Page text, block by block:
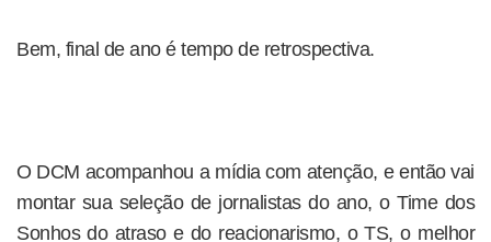
Bem, final de ano é tempo de retrospectiva.
O DCM acompanhou a mídia com atenção, e então vai
montar sua seleção de jornalistas do ano, o Time dos
Sonhos do atraso e do reacionarismo, o TS, o melhor